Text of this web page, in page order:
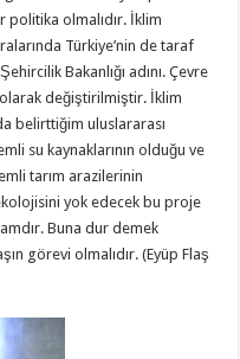
politika olmalıdır. İklim
Türkiye’nin de taraf
Bakanlığı adını. Çevre
olarak değiştirilmiştir. İklim
belirttiğim uluslararası
su kaynaklarının olduğu ve
tarım arazilerinin
yok edecek bu proje
Buna dur demek
görevi olmalıdır. (Eyüp Flaş